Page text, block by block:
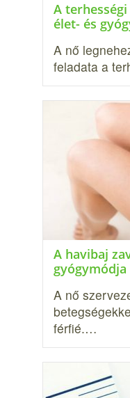
A
élet- és
A nő
feladata a
A havibaj
gyógymódja
A nő
férfié.…